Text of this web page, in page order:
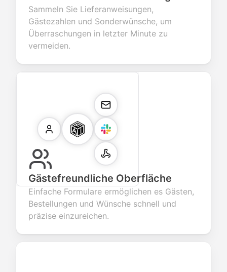
Sammeln Sie Lieferanweisungen,
Gästezahlen und Sonderwünsche, um
Überraschungen in letzter Minute zu
vermeiden.
Gästefreundliche Oberfläche
Einfache Formulare ermöglichen es Gästen,
Bestellungen und Wünsche schnell und
präzise einzureichen.